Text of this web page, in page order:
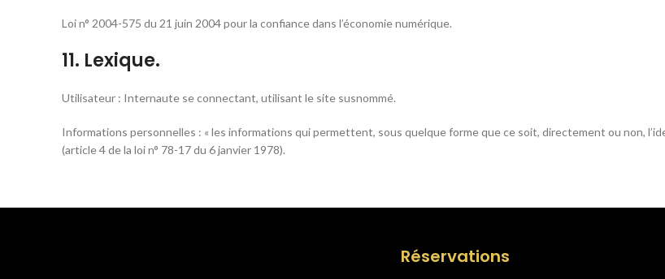
Loi n° 2004-575 du 21 juin 2004 pour la confiance dans l’économie numérique.
11. Lexique.
Utilisateur : Internaute se connectant, utilisant le site susnommé.
Informations personnelles : « les informations qui permettent, sous quelque forme que ce soit, directement ou non,
(article 4 de la loi n° 78-17 du 6 janvier 1978).
Réservations